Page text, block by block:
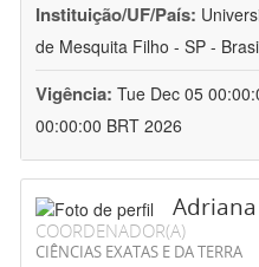
Instituição/UF/País:
de Mesquita Filho - SP -
Vigência: Tue Dec 05
00:00:00 BRT 2026
COORDENADOR(A)
CIÊNCIAS EXATAS E DA TERRA